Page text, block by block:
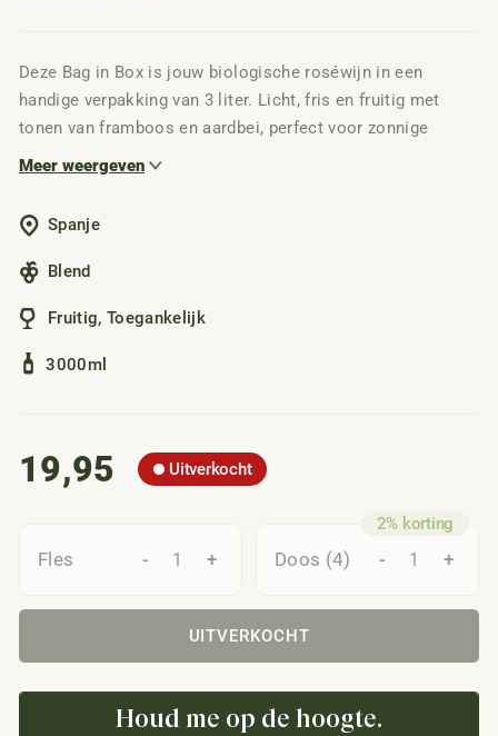
Deze Bag in Box is jouw biologische roséwijn in een
handige verpakking van 3 liter. Licht, fris en fruitig met
tonen van framboos en aardbei, perfect voor zonnige
dagen, borrels of mee op vakantie. Dankzij het slimme
openen wekenlang koel en vers. Heerlijk doordrinkbaar van
smaak, vriendelijk geprijsd.
Meer weergeven
Spanje
Blend
Fruitig,Toegankelijk
3000ml
19,95 Uitverkocht
Fles - + Doos (4) - +
UITVERKOCHT
Houd me op de hoogte.